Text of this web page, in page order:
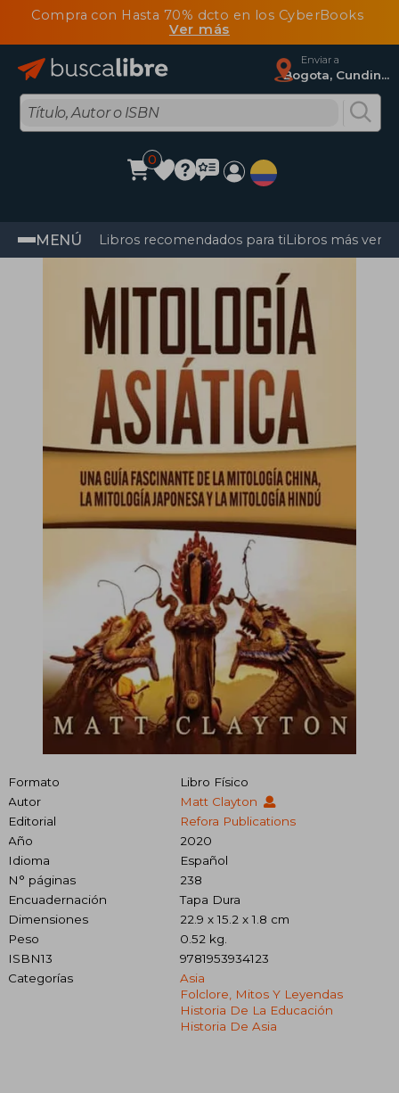
Compra con Hasta 70% dcto en los CyberBooks
Ver más
Enviar a
Bogota, Cundinamarca
0
MENÚ Libros recomendados para tiLibros más
Formato
Libro Físico
Autor
Matt Clayton
Editorial
Refora Publications
Año
2020
Idioma
Español
N° páginas
238
Encuadernación
Tapa Dura
Dimensiones
22.9 x 15.2 x 1.8 cm
Peso
0.52 kg.
ISBN13
9781953934123
Categorías
Asia
Folclore, Mitos Y Leyendas
Historia De La Educación
Historia De Asia